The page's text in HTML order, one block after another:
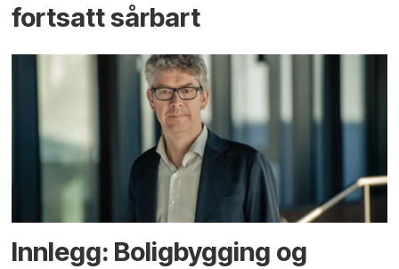
fortsatt sårbart
Innlegg: Boligbygging og